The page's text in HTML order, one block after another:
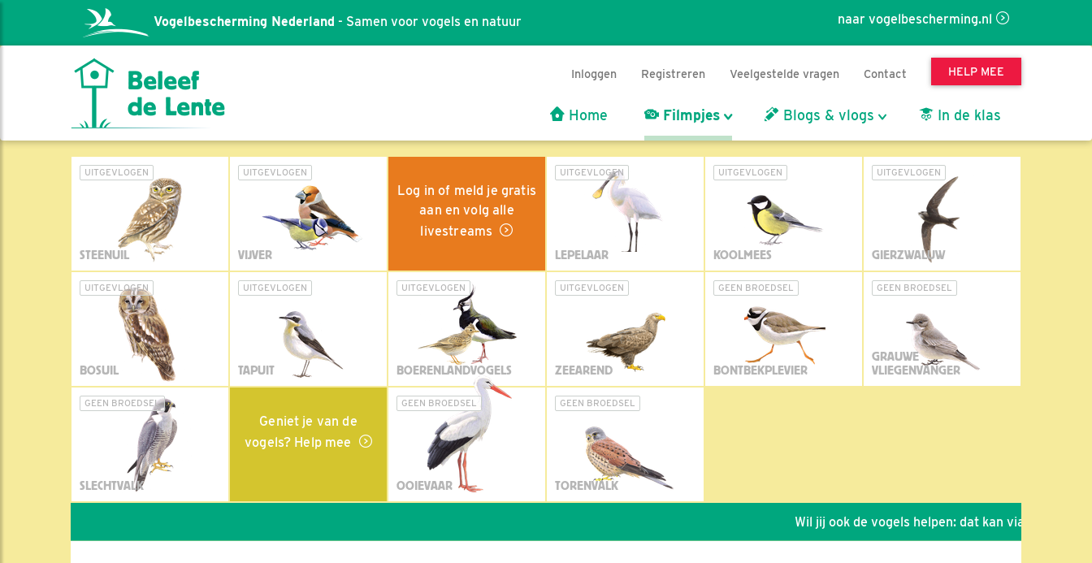
naar vogelbescherming.nl
Vogelbescherming Nederland - Samen voor vogels en natuur
Inloggen Registreren Veelgestelde vragen Contact HELP MEE
Home Filmpjes Blogs & vlogs In de klas
UITGEVLOGEN
STEENUIL
UITGEVLOGEN
VIJVER
Log in of meld je gratis
aan en volg alle
livestreams
UITGEVLOGEN
LEPELAAR
UITGEVLOGEN
KOOLMEES
UITGEVLOGEN
GIERZWALUW
UITGEVLOGEN
BOSUIL
UITGEVLOGEN
TAPUIT
UITGEVLOGEN
BOERENLANDVOGELS
UITGEVLOGEN
ZEEAREND
GEEN BROEDSEL
BONTBEKPLEVIER
GEEN BROEDSEL
GRAUWE
VLIEGENVANGER
GEEN BROEDSEL
SLECHTVALK
Geniet je van de
vogels? Help mee
GEEN BROEDSEL
OOIEVAAR
GEEN BROEDSEL
TORENVALK
Wil jij ook de vogels helpen: dat kan via de link!